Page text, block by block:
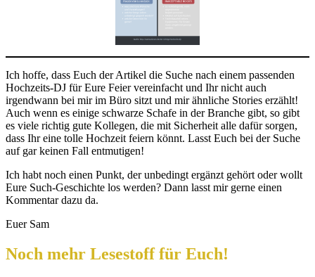
Ich hoffe, dass Euch der Artikel die Suche nach einem passenden
Hochzeits-DJ für Eure Feier vereinfacht und Ihr nicht auch
irgendwann bei mir im Büro sitzt und mir ähnliche Stories erzählt!
Auch wenn es einige schwarze Schafe in der Branche gibt, so gibt
es viele richtig gute Kollegen, die mit Sicherheit alle dafür sorgen,
dass Ihr eine tolle Hochzeit feiern könnt. Lasst Euch bei der Suche
auf gar keinen Fall entmutigen!
Ich habt noch einen Punkt, der unbedingt ergänzt gehört oder wollt
Eure Such-Geschichte los werden? Dann lasst mir gerne einen
Kommentar dazu da.
Euer Sam
Noch mehr Lesestoff für Euch!